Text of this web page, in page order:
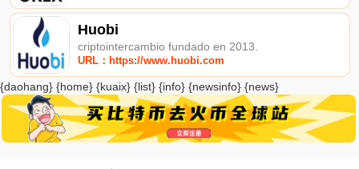
Huobi
criptointercambio fundado en 2013.
URL：https://www.huobi.com
{daohang} {home} {kuaix} {list} {info} {newsinfo} {news}